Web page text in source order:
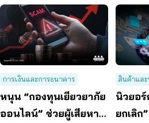
6 ม. รอบอาคาร
ความรู้
การเงินและการธนาคาร
หนุน “กองทุนเยียวยาภัย
ออนไลน์” ช่วยผู้เสียหาย
สินค้าแล
นิวยอร์
ยกเลิก